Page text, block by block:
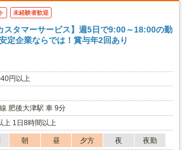
未経験者歓迎
スタマーサービス】週5日で9:00～18:00の勤
定企業ならでは！賞与年2回あり
円以上
肥後大津駅 車 9分
上 1日8時間以上
朝 昼 夕方 夜 夜勤